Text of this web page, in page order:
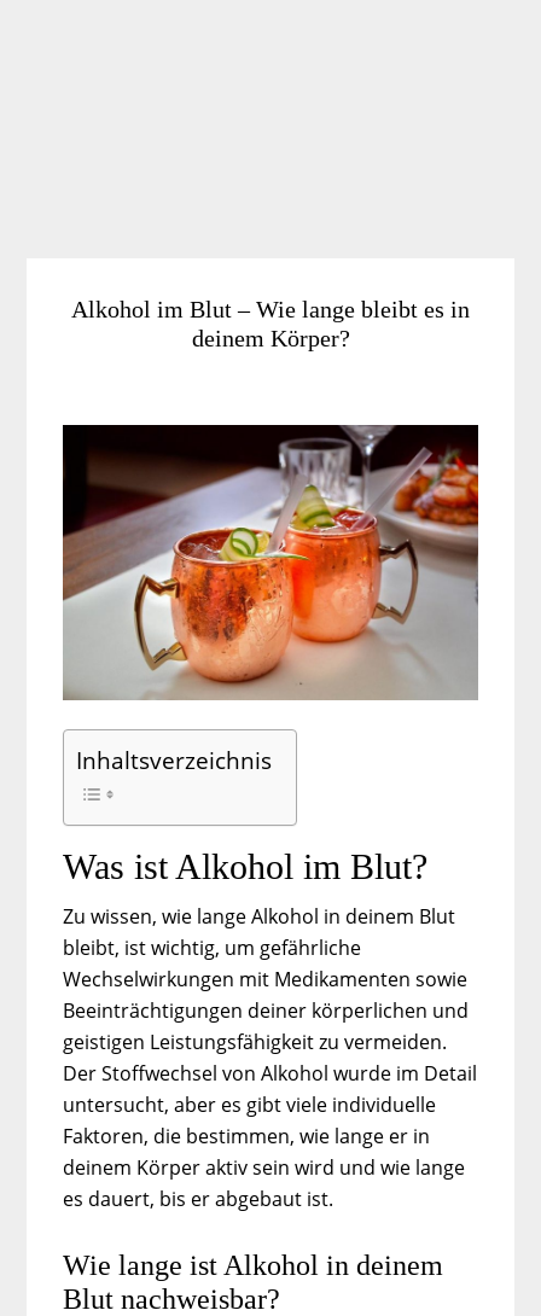
Alkohol im Blut – Wie lange bleibt es in
deinem Körper?
Inhaltsverzeichnis
Was ist Alkohol im Blut?
Zu wissen, wie lange Alkohol in deinem Blut
bleibt, ist wichtig, um gefährliche
Wechselwirkungen mit Medikamenten sowie
Beeinträchtigungen deiner körperlichen und
geistigen Leistungsfähigkeit zu vermeiden.
Der Stoffwechsel von Alkohol wurde im Detail
untersucht, aber es gibt viele individuelle
Faktoren, die bestimmen, wie lange er in
deinem Körper aktiv sein wird und wie lange
es dauert, bis er abgebaut ist.
Wie lange ist Alkohol in deinem
Blut nachweisbar?